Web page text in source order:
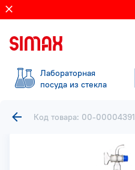
Лабораторная
посуда из стекла
Код товара: 00-00004391